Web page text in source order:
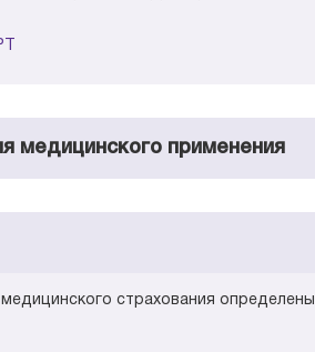
медицинского применения
страхования определены